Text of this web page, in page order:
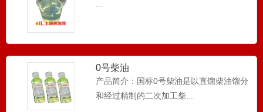
0号柴油
产品简介：国标0号柴油是以直馏柴油馏分